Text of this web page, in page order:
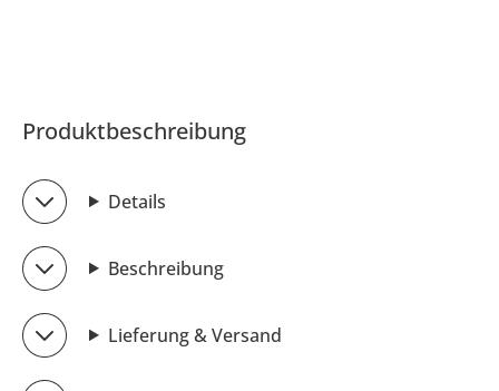
Produktbeschreibung
Details
Beschreibung
Lieferung & Versand